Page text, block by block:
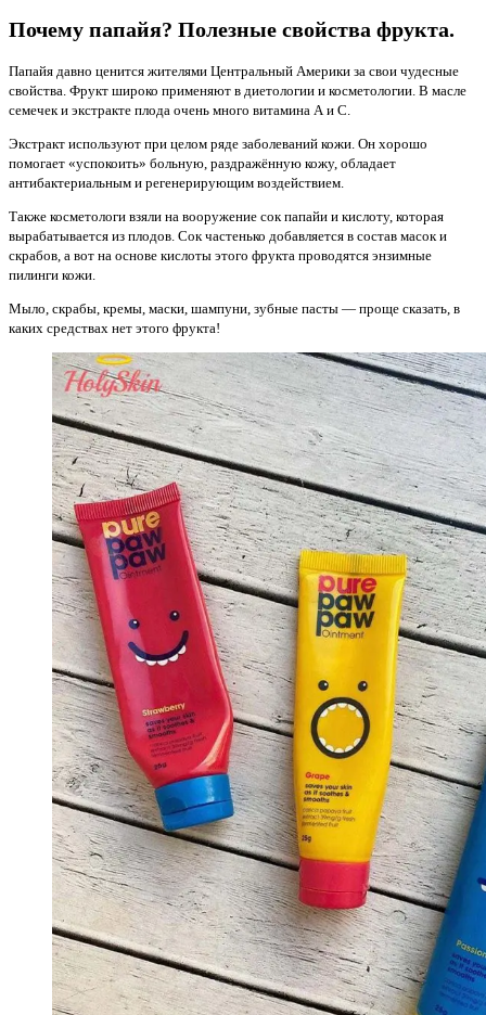
Почему папайя? Полезные свойства фрукта.
Папайя давно ценится жителями Центральный Америки за свои чудесные
свойства. Фрукт широко применяют в диетологии и косметологии. В масле
семечек и экстракте плода очень много витамина А и С.
Экстракт используют при целом ряде заболеваний кожи. Он хорошо
помогает «успокоить» больную, раздражённую кожу, обладает
антибактериальным и регенерирующим воздействием.
Также косметологи взяли на вооружение сок папайи и кислоту, которая
вырабатывается из плодов. Сок частенько добавляется в состав масок и
скрабов, а вот на основе кислоты этого фрукта проводятся энзимные
пилинги кожи.
Мыло, скрабы, кремы, маски, шампуни, зубные пасты — проще сказать, в
каких средствах нет этого фрукта!